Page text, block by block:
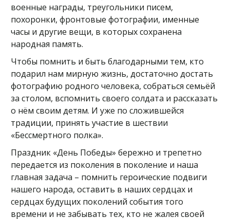
военные награды, треугольники писем,
похоронки, фронтовые фотографии, именные
часы и другие вещи, в которых сохранена
народная память.
Чтобы помнить и быть благодарными тем, кто
подарил нам мирную жизнь, достаточно достать
фотографию родного человека, собраться семьёй
за столом, вспомнить своего солдата и рассказать
о нём своим детям. И уже по сложившейся
традиции, принять участие в шествии
«Бессмертного полка».
Праздник «День Победы» бережно и трепетно
передается из поколения в поколение и наша
главная задача – помнить героические подвиги
нашего народа, оставить в наших сердцах и
сердцах будущих поколений события того
времени и не забывать тех, кто не жалея своей